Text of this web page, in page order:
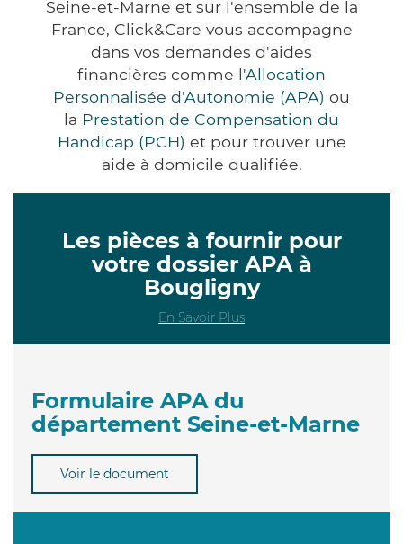
Seine-et-Marne et sur l'ensemble de la
France, Click&Care vous accompagne
dans vos demandes d'aides
financières comme l'Allocation
Personnalisée d'Autonomie (APA) ou
la Prestation de Compensation du
Handicap (PCH) et pour trouver une
aide à domicile qualifiée.
Les pièces à fournir pour
votre dossier APA à
Bougligny
En Savoir Plus
Formulaire APA du
département Seine-et-Marne
Voir le document